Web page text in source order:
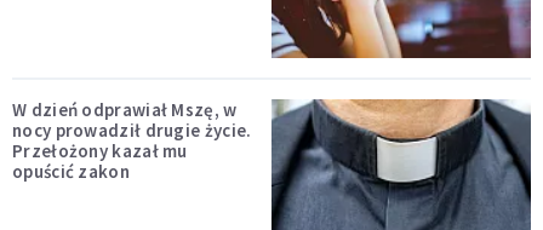
W dzień odprawiał Mszę, w
nocy prowadził drugie życie.
Przełożony kazał mu
opuścić zakon